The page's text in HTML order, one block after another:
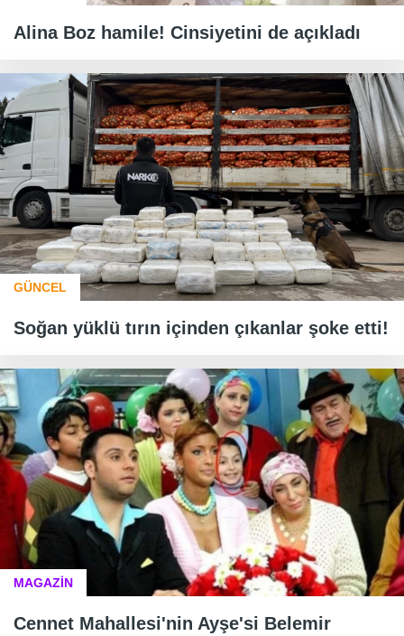
Alina Boz hamile! Cinsiyetini de açıkladı
GÜNCEL
Soğan yüklü tırın içinden çıkanlar şoke etti!
MAGAZİN
Cennet Mahallesi'nin Ayşe'si Belemir